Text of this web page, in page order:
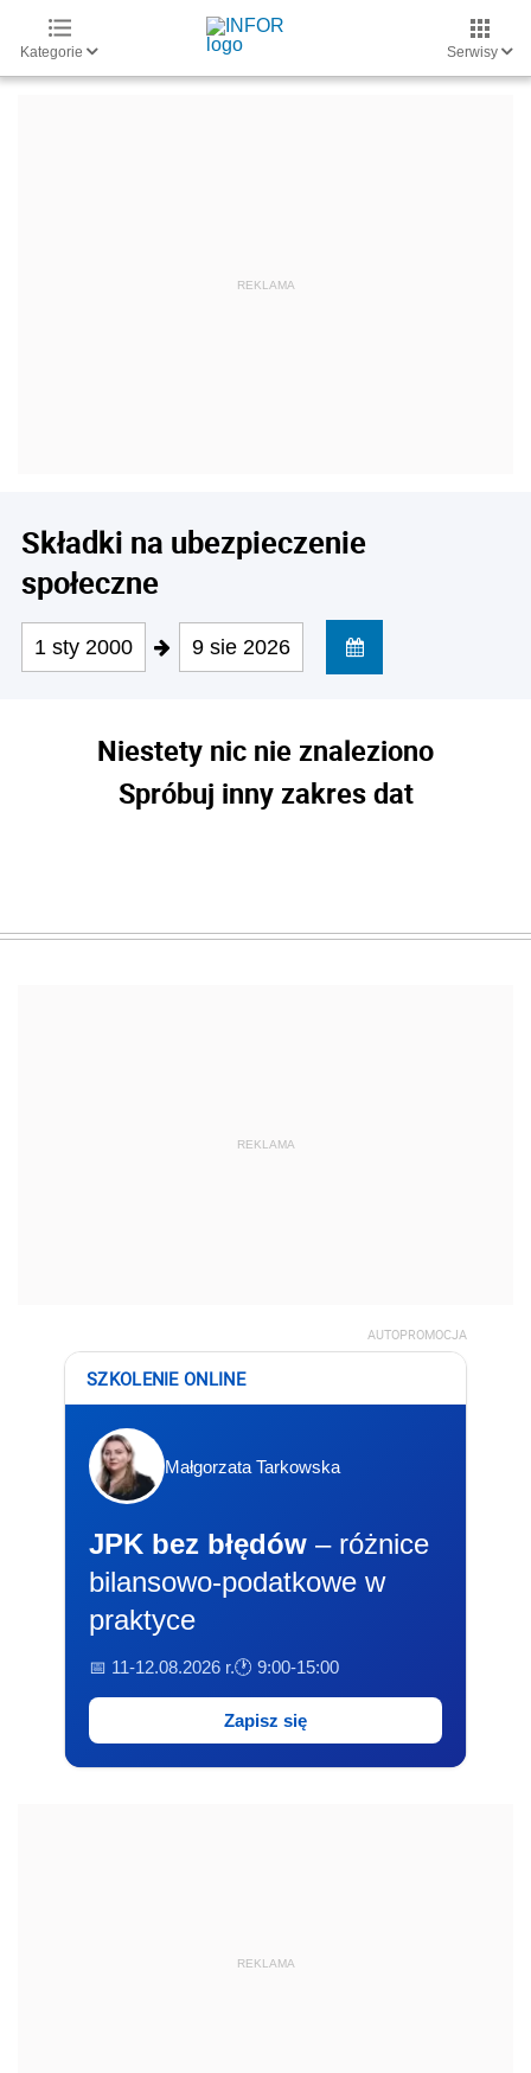
Kategorie Serwisy
Składki na ubezpieczenie
społeczne
1 sty 2000 9 sie 2026
Niestety nic nie znaleziono
Spróbuj inny zakres dat
REKLAMA
AUTOPROMOCJA
SZKOLENIE ONLINE
Małgorzata Tarkowska
JPK bez błędów – różnice
bilansowo-podatkowe w
praktyce
📅 11-12.08.2026 r.🕐 9:00-15:00
Zapisz się
REKLAMA